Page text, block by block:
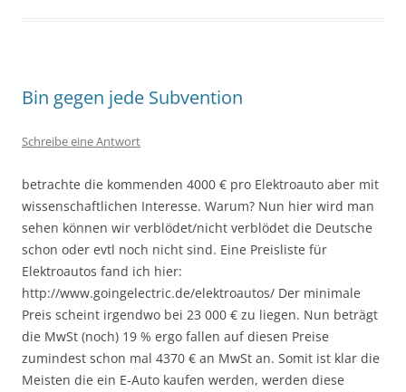
Bin gegen jede Subvention
Schreibe eine Antwort
betrachte die kommenden 4000 € pro Elektroauto aber mit
wissenschaftlichen Interesse. Warum? Nun hier wird man
sehen können wir verblödet/nicht verblödet die Deutsche
schon oder evtl noch nicht sind. Eine Preisliste für
Elektroautos fand ich hier:
http://www.goingelectric.de/elektroautos/ Der minimale
Preis scheint irgendwo bei 23 000 € zu liegen. Nun beträgt
die MwSt (noch) 19 % ergo fallen auf diesen Preise
zumindest schon mal 4370 € an MwSt an. Somit ist klar die
Meisten die ein E-Auto kaufen werden, werden diese